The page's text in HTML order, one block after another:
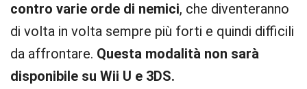
contro varie orde di nemici, che diventeranno
di volta in volta sempre più forti e quindi difficili
da affrontare. Questa modalità non sarà
disponibile su Wii U e 3DS.